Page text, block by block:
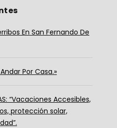
En San Fernando De
Andar Por Casa.»
“Vacaciones Accesibles,
protección solar,